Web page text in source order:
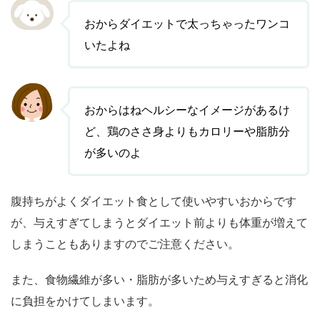
おからダイエットで太っちゃったワンコ
いたよね
おからはねヘルシーなイメージがあるけ
ど、鶏のささ身よりもカロリーや脂肪分
が多いのよ
腹持ちがよくダイエット食として使いやすいおからです
が、与えすぎてしまうとダイエット前よりも体重が増えて
しまうこともありますのでご注意ください。
また、食物繊維が多い・脂肪が多いため与えすぎると消化
に負担をかけてしまいます。